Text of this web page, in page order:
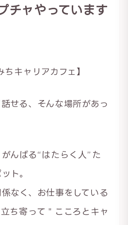
チャやっています
ちキャリアカフェ】
話せる、そんな場所があっ
んばる“はたらく人”た
ト。
なく、お仕事をしている
ち寄って＂こころとキャ